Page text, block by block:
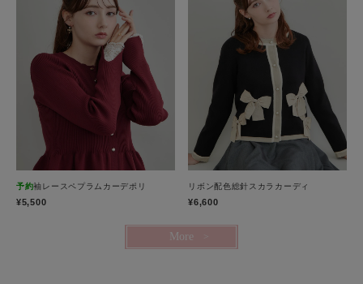
予約袖レースペプラムカーデポリ
¥5,500
リボン配色総針スカラカーディ
¥6,600
More